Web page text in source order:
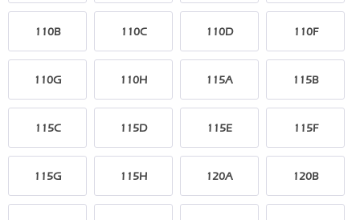
110B 110C 110D 110F
110G 110H 115A 115B
115C 115D 115E 115F
115G 115H 120A 120B